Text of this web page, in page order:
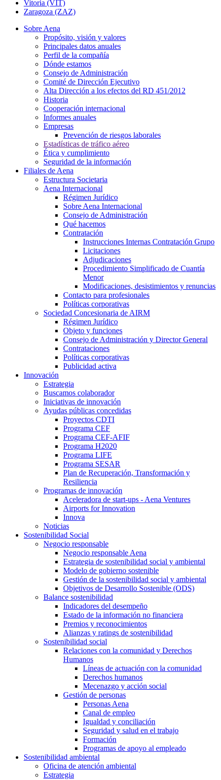
Vitoria (VIT)
Zaragoza (ZAZ)
Sobre Aena
Propósito, visión y valores
Principales datos anuales
Perfil de la compañía
Dónde estamos
Consejo de Administración
Comité de Dirección Ejecutivo
Alta Dirección a los efectos del RD 451/2012
Historia
Cooperación internacional
Informes anuales
Empresas
Prevención de riesgos laborales
Estadísticas de tráfico aéreo
Ética y cumplimiento
Seguridad de la información
Filiales de Aena
Estructura Societaria
Aena Internacional
Régimen Jurídico
Sobre Aena Internacional
Consejo de Administración
Qué hacemos
Contratación
Instrucciones Internas Contratación Grupo
Licitaciones
Adjudicaciones
Procedimiento Simplificado de Cuantía
Menor
Modificaciones, desistimientos y renuncias
Contacto para profesionales
Políticas corporativas
Sociedad Concesionaria de AIRM
Régimen Jurídico
Objeto y funciones
Consejo de Administración y Director General
Contrataciones
Políticas corporativas
Publicidad activa
Innovación
Estrategia
Buscamos colaborador
Iniciativas de innovación
Ayudas públicas concedidas
Proyectos CDTI
Programa CEF
Programa CEF-AFIF
Programa H2020
Programa LIFE
Programa SESAR
Plan de Recuperación, Transformación y
Resiliencia
Programas de innovación
Aceleradora de start-ups - Aena Ventures
Airports for Innovation
Innova
Noticias
Sostenibilidad Social
Negocio responsable
Negocio responsable Aena
Estrategia de sostenibilidad social y ambiental
Modelo de gobierno sostenible
Gestión de la sostenibilidad social y ambiental
Objetivos de Desarrollo Sostenible (ODS)
Balance sostenibilidad
Indicadores del desempeño
Estado de la información no financiera
Premios y reconocimientos
Alianzas y ratings de sostenibilidad
Sostenibilidad social
Relaciones con la comunidad y Derechos
Humanos
Líneas de actuación con la comunidad
Derechos humanos
Mecenazgo y acción social
Gestión de personas
Personas Aena
Canal de empleo
Igualdad y conciliación
Seguridad y salud en el trabajo
Formación
Programas de apoyo al empleado
Sostenibilidad ambiental
Oficina de atención ambiental
Estrategia